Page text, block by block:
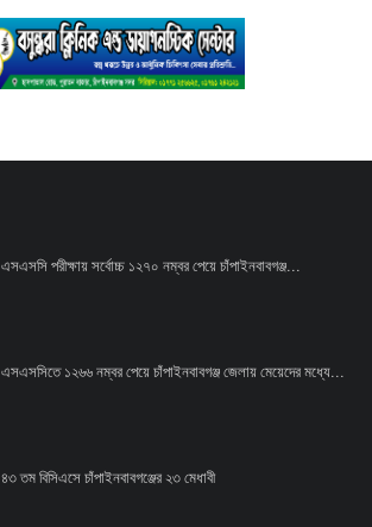
এসএসসি পরীক্ষায় সর্বোচ্চ ১২৭০ নম্বর পেয়ে চাঁপাইনবাবগঞ্জ...
এসএসসিতে ১২৬৬ নম্বর পেয়ে চাঁপাইনবাবগঞ্জ জেলায় মেয়েদের মধ্যে...
৪৩ তম বিসিএসে চাঁপাইনবাবগঞ্জের ২৩ মেধাবী